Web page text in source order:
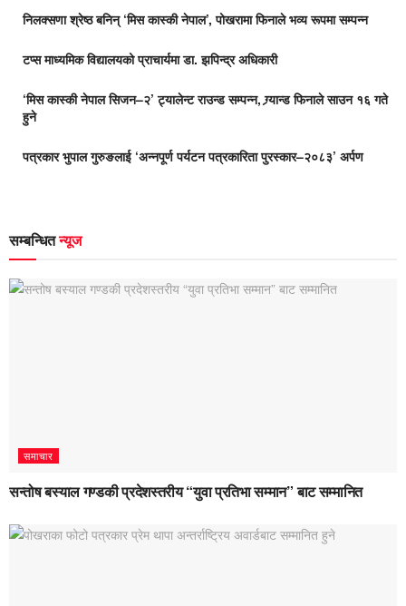
निलक्सणा श्रेष्ठ बनिन् ‘मिस कास्की नेपाल’, पोखरामा फिनाले भव्य रूपमा सम्पन्न
टप्स माध्यमिक विद्यालयको प्राचार्यमा डा. झपिन्द्र अधिकारी
‘मिस कास्की नेपाल सिजन–२’ ट्यालेन्ट राउन्ड सम्पन्न, ग्र्यान्ड फिनाले साउन १६ गते
हुने
पत्रकार भुपाल गुरुङलाई ‘अन्नपूर्ण पर्यटन पत्रकारिता पुरस्कार–२०८३’ अर्पण
सम्बन्धितन्यूज
समाचार
सन्तोष बस्याल गण्डकी प्रदेशस्तरीय “युवा प्रतिभा सम्मान” बाट सम्मानित